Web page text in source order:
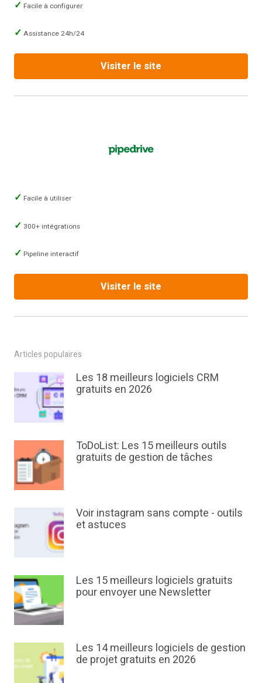
Facile à configurer
Assistance 24h/24
Visiter le site
Facile à utiliser
300+ intégrations
Pipeline interactif
Visiter le site
Articles populaires
Les 18 meilleurs logiciels CRM
gratuits en 2026
ToDoList: Les 15 meilleurs outils
gratuits de gestion de tâches
Voir instagram sans compte - outils
et astuces
Les 15 meilleurs logiciels gratuits
pour envoyer une Newsletter
Les 14 meilleurs logiciels de gestion
de projet gratuits en 2026